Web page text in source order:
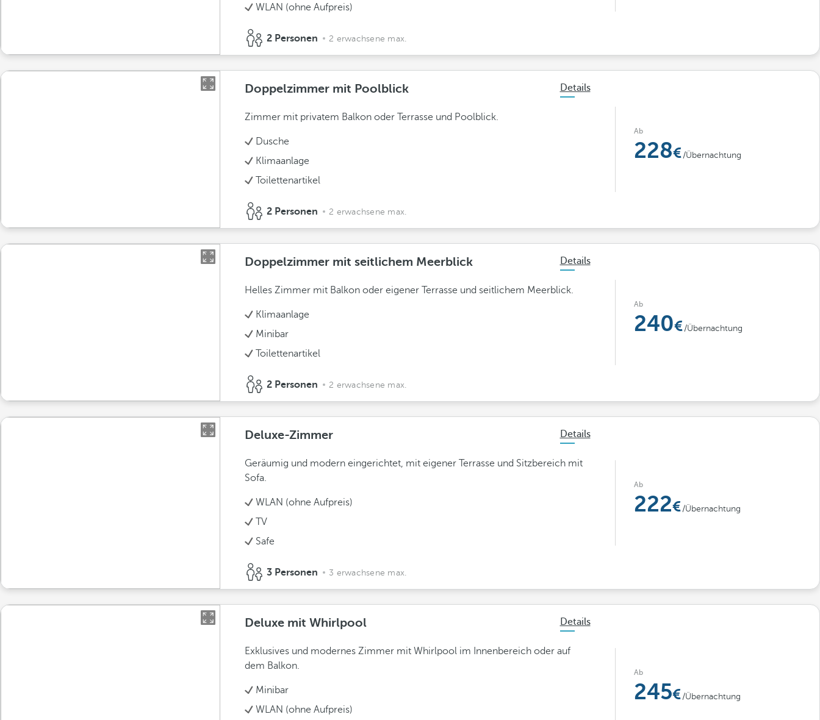
WLAN (ohne Aufpreis)
2 Personen 2 erwachsene max.
Doppelzimmer mit Poolblick Details
Zimmer mit privatem Balkon oder Terrasse und Poolblick.
Dusche
Klimaanlage
Toilettenartikel
2 Personen 2 erwachsene max.
Ab
228 /Übernachtung
Doppelzimmer mit seitlichem Meerblick Details
Helles Zimmer mit Balkon oder eigener Terrasse und seitlichem Meerblick.
Klimaanlage
Minibar
Toilettenartikel
2 Personen 2 erwachsene max.
Ab
240 /Übernachtung
Deluxe-Zimmer Details
Geräumig und modern eingerichtet, mit eigener Terrasse und Sitzbereich mit
Sofa.
WLAN (ohne Aufpreis)
TV
Safe
3 Personen 3 erwachsene max.
Ab
222 /Übernachtung
Deluxe mit Whirlpool Details
Exklusives und modernes Zimmer mit Whirlpool im Innenbereich oder auf
dem Balkon.
Minibar
WLAN (ohne Aufpreis)
Ab
245 /Übernachtung